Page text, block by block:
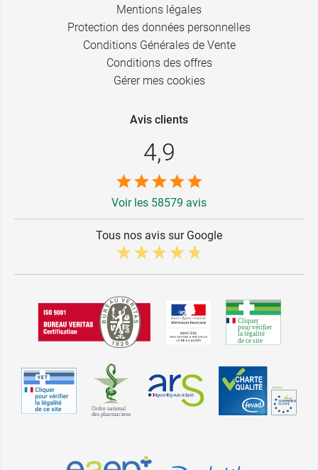
Mentions légales
Protection des données personnelles
Conditions Générales de Vente
Conditions des offres
Gérer mes cookies
Avis clients
4,9
Voir les 58579 avis
Tous nos avis sur Google